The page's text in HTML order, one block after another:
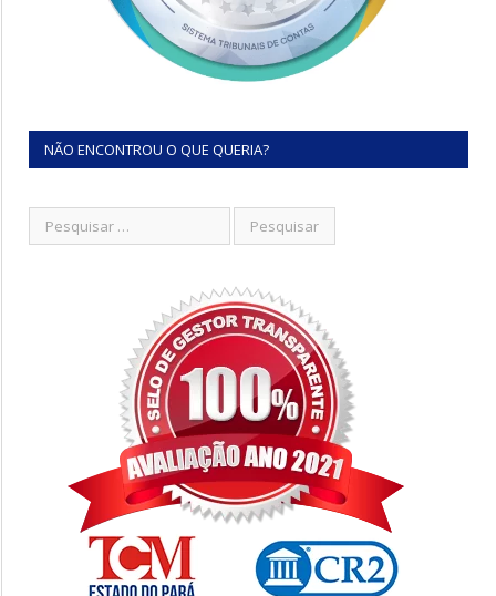
NÃO ENCONTROU O QUE QUERIA?